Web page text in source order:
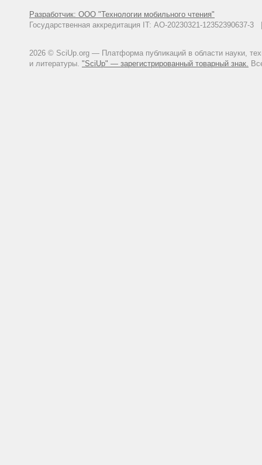
Разработчик: ООО "Технологии мобильного чтения"
Государственная аккредитация IT: АО-20230321-
2026 © SciUp.org — Платформа публикаций в области науки,
и литературы. "SciUp" — зарегистрированный товарный знак.